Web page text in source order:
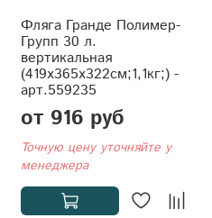
Фляга Гранде Полимер-
Групп 30 л.
вертикальная
(419x365x322см;1,1кг;) -
арт.559235
от 916 руб
Точную цену уточняйте у
менеджера